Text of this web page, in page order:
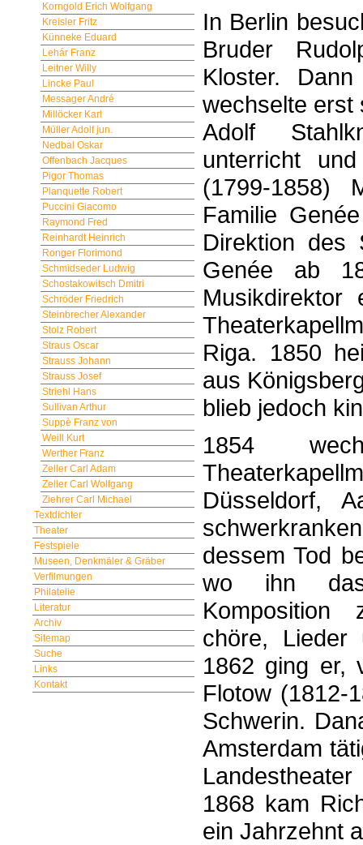
Korngold Erich Wolfgang
Kreisler Fritz
Künneke Eduard
Lehár Franz
Leitner Willy
Lincke Paul
Messager André
Millöcker Karl
Müller Adolf jun.
Nedbal Oskar
Offenbach Jacques
Pigor Thomas
Planquette Robert
Puccini Giacomo
Raymond Fred
Reinhardt Heinrich
Ronger Florimond
Schmidseder Ludwig
Schostakowitsch Dmitri
Schröder Friedrich
Steinbrecher Alexander
Stolz Robert
Straus Oscar
Strauss Johann
Strauss Josef
Striehl Hans
Sullivan Arthur
Suppè Franz von
Weill Kurt
Werther Franz
Zeller Carl Adam
Zeller Carl Wolfgang
Ziehrer Carl Michael
Textdichter
Theater
Festspiele
Museen, Denkmäler & Gräber
Verfilmungen
Philatelie
Literatur
Archiv
Sitemap
Suche
Links
Kontakt
In Berlin
Bruder
Kloster.
wechselte erst
Adolf
unterricht
(1799-1858)
Familie
Direktion des
Genée ab
Riga. 1850
aus
blieb jedoch
1854
Düsseldorf,
dessem Tod
wo ihn das
Komposition
chöre, Lieder
1862 ging er,
Flotow (1812-
Schwerin.
Amsterdam
1868 kam
ein Jahrzehnt